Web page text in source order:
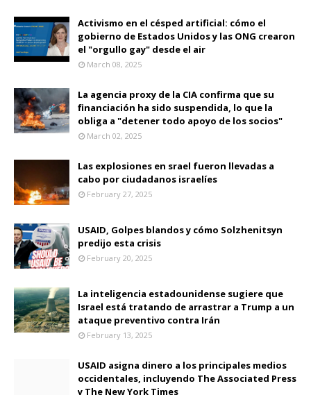
Activismo en el césped artificial: cómo el
gobierno de Estados Unidos y las ONG crearon
el "orgullo gay" desde el air
March 08, 2025
La agencia proxy de la CIA confirma que su
financiación ha sido suspendida, lo que la
obliga a "detener todo apoyo de los socios"
March 02, 2025
Las explosiones en srael fueron llevadas a
cabo por ciudadanos israelíes
February 27, 2025
USAID, Golpes blandos y cómo Solzhenitsyn
predijo esta crisis
February 20, 2025
La inteligencia estadounidense sugiere que
Israel está tratando de arrastrar a Trump a un
ataque preventivo contra Irán
February 13, 2025
USAID asigna dinero a los principales medios
occidentales, incluyendo The Associated Press
y The New York Times